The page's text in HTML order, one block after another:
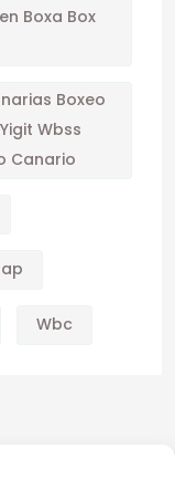
Boxa Box
Boxeo
Wbss
Canario
Wbc